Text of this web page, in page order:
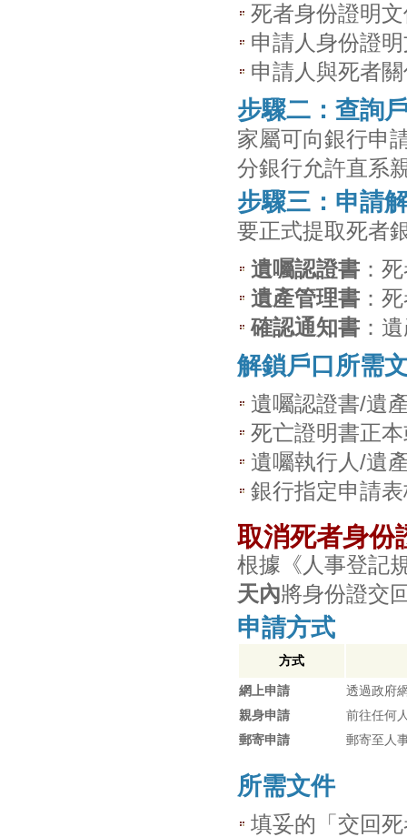
死者身份證明
申請人身份證
申請人與死者
步驟二：查詢
家屬可向銀行申
分銀行允許直系
步驟三：申請
要正式提取死者
遺囑認證書 ：
遺產管理書 ：
確認通知書 ：
解鎖戶口所需
遺囑認證書/遺
死亡證明書正
遺囑執行人/遺
銀行指定申請
取消死者身份
根據《人事登記
天內將身份證交
申請方式
方式
網上申請
透過政府
親身申請
前往任何
郵寄申請
郵寄至人
所需文件
填妥的「交回